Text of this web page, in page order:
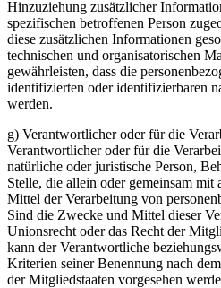
Hinzuziehung zusätzlicher
spezifischen betroffenen Person
diese zusätzlichen Informationen
technischen und organisatorischen
gewährleisten, dass die
identifizierten oder identifizierbaren
werden.
g) Verantwortlicher oder für die
Verantwortlicher oder für die
natürliche oder juristische Person,
Stelle, die allein oder gemeinsam mit
Mittel der Verarbeitung von
Sind die Zwecke und Mittel dieser
Unionsrecht oder das Recht der
kann der Verantwortliche
Kriterien seiner Benennung nach
der Mitgliedstaaten vorgesehen